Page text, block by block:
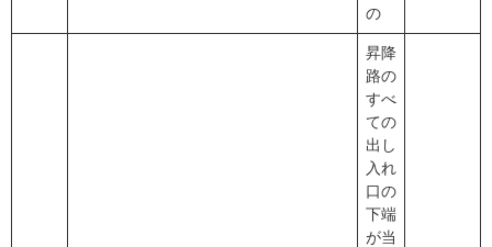
の
昇降
路の
すべ
ての
出し
入れ
口の
下端
が当